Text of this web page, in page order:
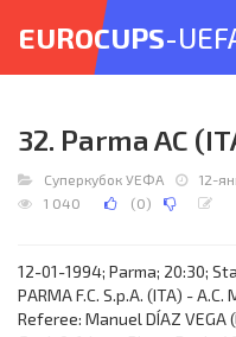
EUROCUPS-
32. Parma AC
Суперкубок УЕФА 12-
1 040
(0)
12-01-1994; Parma; 20:30;
PARMA F.C. S.p.A. (ITA) -
Referee: Manuel DÍAZ VEGA